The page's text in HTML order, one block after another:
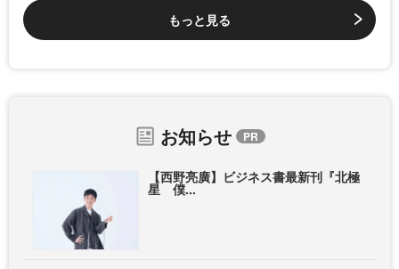
もっと見る
お知らせ
【西野亮廣】ビジネス書最新刊『北極
星 僕...